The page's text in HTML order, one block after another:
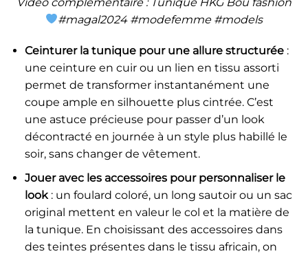
#magal2024 #modefemme #models
Ceinturer la tunique pour une allure structurée:
une ceinture en cuir ou un lien en tissu assorti
permet de transformer instantanément une
coupe ample en silhouette plus cintrée. C’est
une astuce précieuse pour passer d’un look
décontracté en journée à un style plus habillé le
soir, sans changer de vêtement.
Jouer avec les accessoires pour personnaliser le
look: un foulard coloré, un long sautoir ou un sac
original mettent en valeur le col et la matière de
la tunique. En choisissant des accessoires dans
des teintes présentes dans le tissu africain, on